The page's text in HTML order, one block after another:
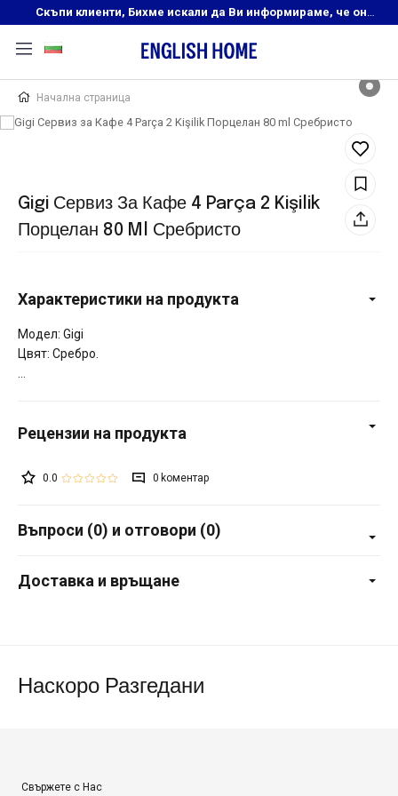
Скъпи клиенти, Бихме искали да Ви информираме, че онлайн магазинът на English Home преустановява своята дейност. Прекрасният ни и усмихнат екип ,Ви очаква в нашите физически магазини, където ще откриете любимите си продукти! Благодарим Ви, че сте част от семейството на Еnglish Home!
Начална страница
Gigi Сервиз За Кафе 4 Parça 2 Kişilik
Порцелан 80 Ml Сребристо
Характеристики на продукта
Модел: Gigi
Цвят: Сребро.
0.0 0
Въпроси (0) и отговори (0)
Доставка и връщане
Наскоро Разгедани
Свържете с Нас